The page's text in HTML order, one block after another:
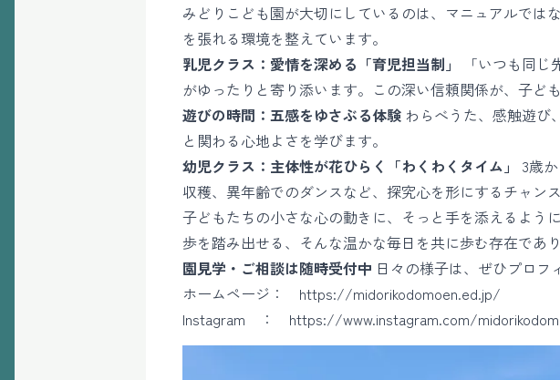
みどりこども園が大切にしているのは、マニュアルでは
を張れる環境を整えています。
乳児クラス：愛情を深める「育児担当制」
「いつも同
がゆったりと寄り添います。この深い信頼関係が、子ど
遊びの時間：五感をゆさぶる体験 わらべうた、感触遊び
と関わる心地よさを学びます。
幼児クラス：主体性が花ひらく「わくわくタイム」
3歳
収穫、異年齢でのダンスなど、探究心を形にするチャン
子どもたちの小さな心の動きに、そっと手を添えるよう
歩を踏み出せる、そんな温かな毎日を共に歩む存在であ
園見学・ご相談は随時受付中 日々の様子は、ぜひプロフ
ホームページ： https://midorikodomoen.ed.jp/
Instagram ： https://www.instagram.com/